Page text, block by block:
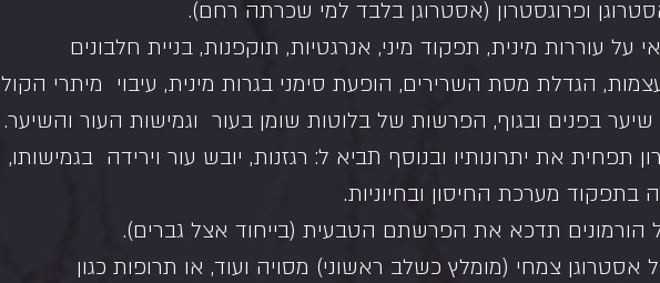
על עוררות מינית, תפקוד מיני, אנרגטיות, תוקפנות, בניית חלבונים
הגדלת מסת השרירים, הופעת סימני בגרות מינית, עיבוי  מיתרי הקול
בפנים ובגוף, הפרשות של בלוטות שומן בעור  וגמישות העור והשיער.
תפחית את יתרונותיו ובנוסף תביא ל: רגזנות, יובש עור וירידה  בגמישותו,
בתפקוד מערכת החיסון ובחיוניות.
תדכא את הפרשתם הטבעית (בייחוד אצל גברים).
צמחי (מומלץ כשלב ראשוני) מסויה ועוד, או תרופות כגון